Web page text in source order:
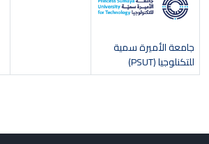
جامعة الأميرة سمية
للتكنلوجيا (PSUT)